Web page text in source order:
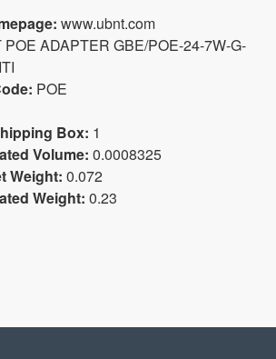
www.ubnt.com
POE ADAPTER GBE/POE-24-7W-G-
POE
Box: 1
Volume: 0.0008325
Weight: 0.072
Weight: 0.23